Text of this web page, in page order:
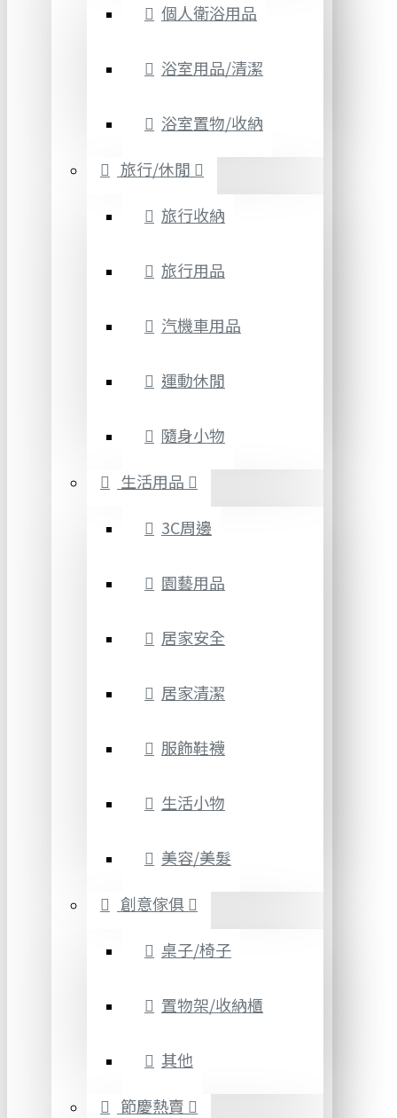
個人衛浴用品
浴室用品/清潔
浴室置物/收納
旅行/休閒
旅行收納
旅行用品
汽機車用品
運動休閒
隨身小物
生活用品
3C周邊
園藝用品
居家安全
居家清潔
服飾鞋襪
生活小物
美容/美髮
創意傢俱
桌子/椅子
置物架/收納櫃
其他
節慶熱賣